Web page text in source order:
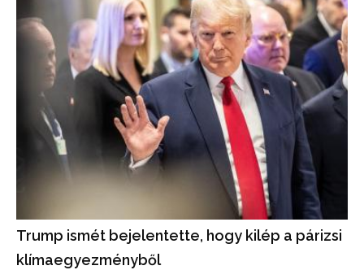
Trump ismét bejelentette, hogy kilép a párizsi
klímaegyezményből